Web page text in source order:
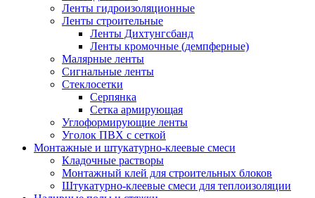
Ленты гидроизоляционные
Ленты строительные
Ленты Дихтунгсбанд
Ленты кромочные (демпферные)
Малярные ленты
Сигнальные ленты
Стеклосетки
Серпянка
Сетка армирующая
Углоформирующие ленты
Уголок ПВХ с сеткой
Монтажные и штукатурно-клеевые смеси
Кладочные растворы
Монтажный клей для строительных блоков
Штукатурно-клеевые смеси для теплоизоляции